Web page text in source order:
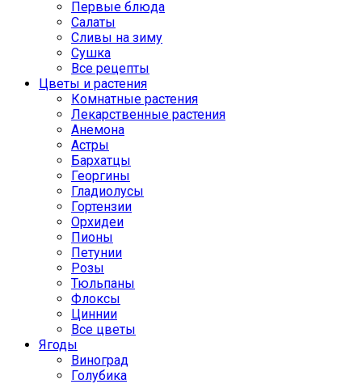
Первые блюда
Салаты
Сливы на зиму
Сушка
Все рецепты
Цветы и растения
Комнатные растения
Лекарственные растения
Анемона
Астры
Бархатцы
Георгины
Гладиолусы
Гортензии
Орхидеи
Пионы
Петунии
Розы
Тюльпаны
Флоксы
Циннии
Все цветы
Ягоды
Виноград
Голубика